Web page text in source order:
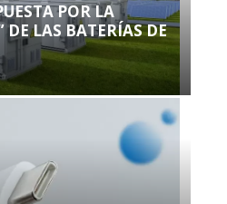
POR LA
DE LAS BATERÍAS DE